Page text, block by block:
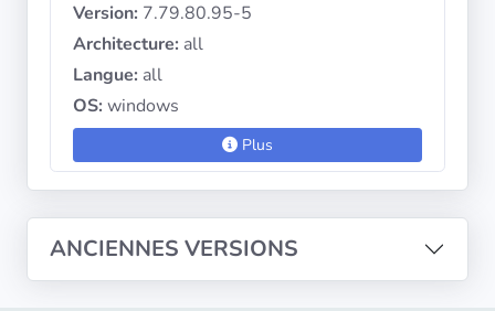
Copyright
Version: 7.79.80.95-5
Architecture: all
Langue: all
OS: windows
Plus
ANCIENNES VERSIONS